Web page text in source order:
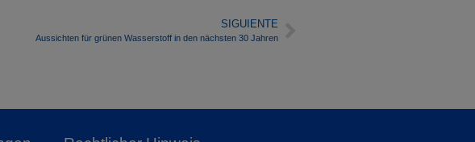
SIGUIENTE
Aussichten für grünen Wasserstoff in den nächsten 30 Jahren